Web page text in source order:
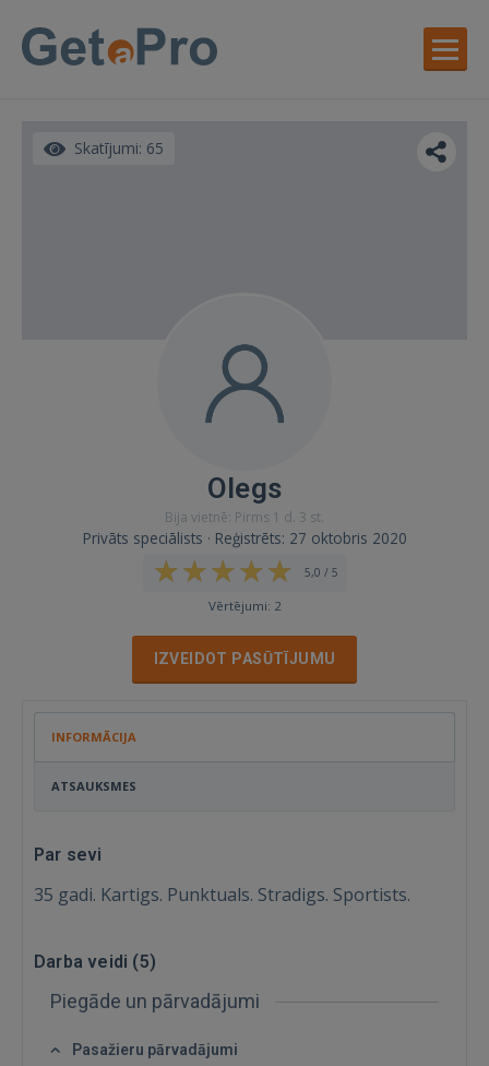
Skatījumi: 65
Olegs
Bija vietnē: Pirms 1 d. 3 st.
Privāts speciālists · Reģistrēts: 27 oktobris 2020
5,0 / 5
Vērtējumi: 2
IZVEIDOT PASŪTĪJUMU
INFORMĀCIJA
ATSAUKSMES
Par sevi
35 gadi. Kartigs. Punktuals. Stradigs. Sportists.
Darba veidi (5)
Piegāde un pārvadājumi
Pasažieru pārvadājumi